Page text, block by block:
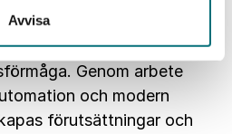
Avvisapå kort och lång sikt.
– För ökad produktivitet,
Genom arbete
och modern
förutsättningar och